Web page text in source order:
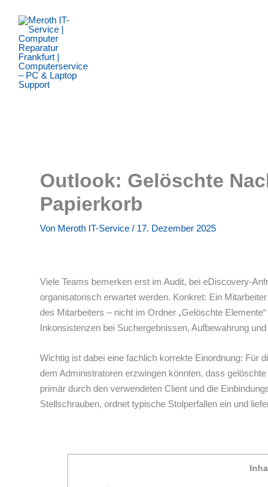
Inhalt
springen
Outlook: Gelöschte
Papierkorb
Von Meroth IT-Service / 17. Dezember 2025
Viele Teams bemerken erst im Audit, bei eDiscovery-
organisatorisch erwartet werden. Konkret: Ein
des Mitarbeiters – nicht im Ordner „Gelöschte
Inkonsistenzen bei Suchergebnissen, Aufbewahrung
Wichtig ist dabei eine fachlich korrekte Einordnung: Für
dem Administratoren erzwingen könnten, dass
primär durch den verwendeten Client und die
Stellschrauben, ordnet typische Stolperfallen ein und